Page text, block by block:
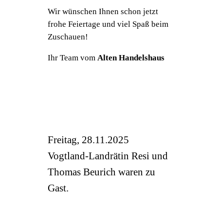
Wir wünschen Ihnen schon jetzt
frohe Feiertage und viel Spaß beim
Zuschauen!
Ihr Team vom Alten Handelshaus
Freitag, 28.11.2025
Vogtland-Landrätin Resi und
Thomas Beurich waren zu
Gast.